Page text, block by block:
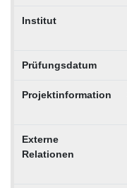
Institut
Prüfungsdatum
Projektinformation
Externe
Relationen